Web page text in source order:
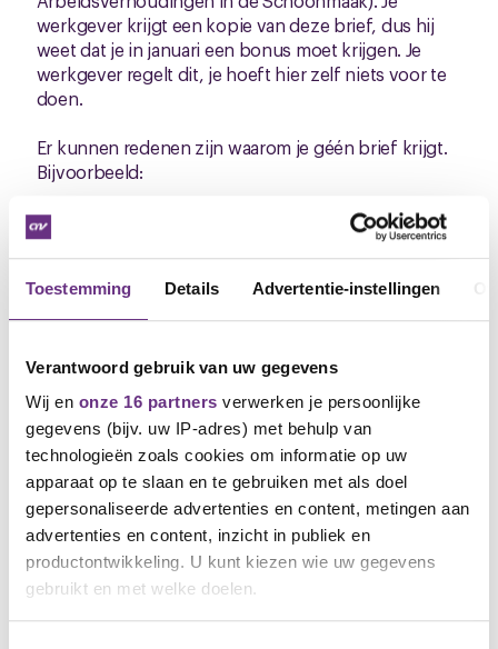
Toestemming Details Advertentie-instellingen
Verantwoord gebruik van uw gegevens
Wij en onze 16 partners verwerken je persoonlijke
gegevens (bijv. uw IP-adres) met behulp van
technologieën zoals cookies om informatie op uw
apparaat op te slaan en te gebruiken met als doel
gepersonaliseerde advertenties en content, metingen aan
advertenties en content, inzicht in publiek en
productontwikkeling. U kunt kiezen wie uw gegevens
gebruikt en met welke doelen.
werkgever krijgt een kopie van deze brief, dus hij
weet dat je in januari een bonus moet krijgen. Je
werkgever regelt dit, je hoeft hier zelf niets voor te
doen.
Er kunnen redenen zijn waarom je géén brief krijgt.
Bijvoorbeeld:
Je hebt als uitzendkracht in de schoonmaak
niet in de schoonmaak gewerkt.
Wat als je geen brief hebt
gekregen?
Heb je geen brief gekregen van de RAS, terwijl je die
wel had verwacht? Volgens de gegevens van het
pensioenfonds heb je dan geen 20 jaar in de
schoonmaak gewerkt en heb je dus geen recht op
de bonus. Overleg met je werkgever of je misschien
toch aan de voorwaarden voldoet. Verzamel stukken
om dat te onderbouwen. En meld je bij ons. Wij
kijken dan samen met jou of het (on)terecht is dat je
geen loyaliteitsbonus krijgt.